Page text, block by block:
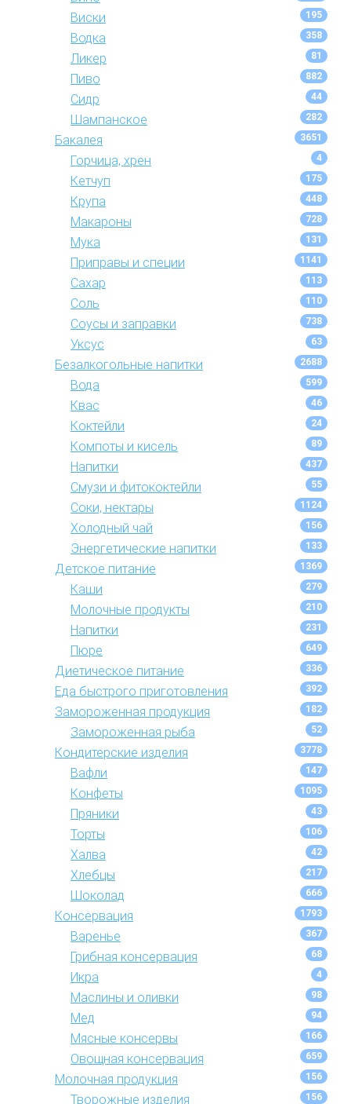
Виски 195
Водка 358
Ликер 81
Пиво 882
Сидр 44
Шампанское 282
Бакалея 3651
Горчица, хрен 4
Кетчуп 175
Крупа 448
Макароны 728
Мука 131
Приправы и специи 1141
Сахар 113
Соль 110
Соусы и заправки 738
Уксус 63
Безалкогольные напитки 2688
Вода 599
Квас 46
Коктейли 24
Компоты и кисель 89
Напитки 437
Смузи и фитококтейли 55
Соки, нектары 1124
Холодный чай 156
Энергетические напитки 133
Детское питание 1369
Каши 279
Молочные продукты 210
Напитки 231
Пюре 649
Диетическое питание 336
Еда быстрого приготовления 392
Замороженная продукция 182
Замороженная рыба 52
Кондитерские изделия 3778
Вафли 147
Конфеты 1095
Пряники 43
Торты 106
Халва 42
Хлебцы 217
Шоколад 666
Консервация 1793
Варенье 367
Грибная консервация 68
Икра 4
Маслины и оливки 98
Мед 94
Мясные консервы 166
Овощная консервация 659
Молочная продукция 156
Творожные изделия 156